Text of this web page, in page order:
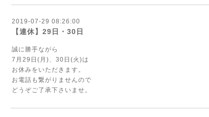
2019-07-29 08:26:00
【連休】29日・30日
誠に勝手ながら
7月29日(月)、30日(火)は
お休みをいただきます。
お電話も繋がりませんので
どうぞご了承下さいませ。